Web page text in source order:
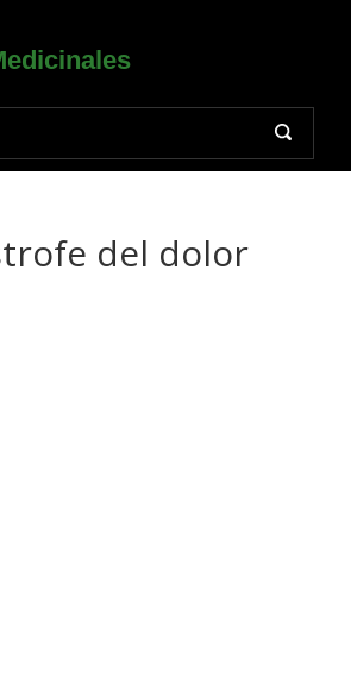
del dolor